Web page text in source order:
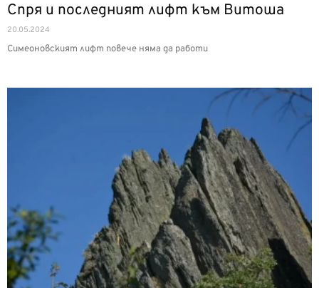
Спря и последният лифт към Витоша
20.05.2024
Симеоновският лифт повече няма да работи